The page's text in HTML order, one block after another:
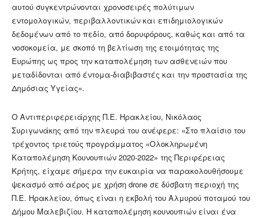
αυτού συγκεντρώνονται χρονοσειρές πολύτιμων
εντομολογικών, περιβαλλοντικών και επιδημιολογικών
δεδομένων από το πεδίο, από δορυφόρους, καθώς και από τα
νοσοκομεία, με σκοπό τη βελτίωση της ετοιμότητας της
Ευρώπης ως προς την καταπολέμηση των ασθενειών που
μεταδίδονται από έντομα-διαβιβαστές και την προστασία της
Δημόσιας Υγείας».
Ο Αντιπεριφερειάρχης Π.Ε. Ηρακλείου, Νικόλαος
Συριγωνάκης από την πλευρά του ανέφερε: «Στο πλαίσιο του
τρέχοντος τριετούς προγράμματος «Ολοκληρωμένη
Καταπολέμηση Κουνουπιών 2020-2022» της Περιφέρειας
Κρήτης, είχαμε σήμερα την ευκαιρία να παρακολουθήσουμε
ψεκασμό από αέρος με χρήση drone σε δύσβατη περιοχή της
Π.Ε. Ηρακλείου, όπως είναι η εκβολή του Αλμυρού ποταμού του
Δήμου Μαλεβιζίου. Η καταπολέμηση κουνουπιών είναι ένα